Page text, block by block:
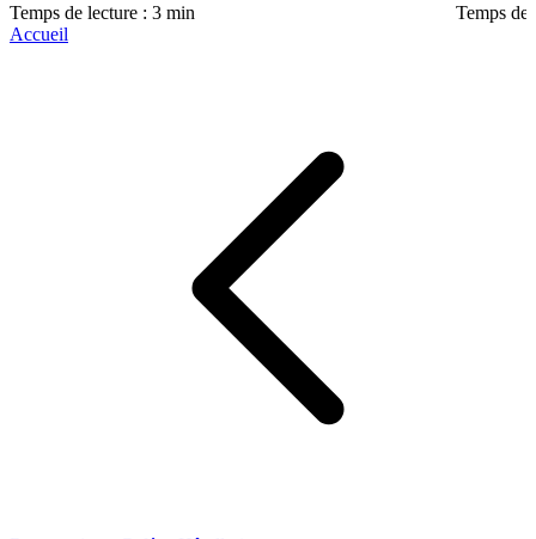
Temps de lecture : 3 min
Temps de
Accueil